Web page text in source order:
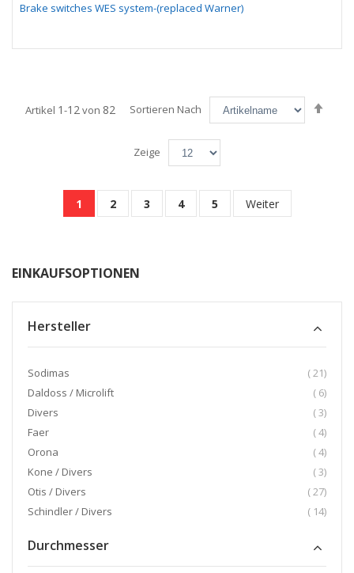
Brake switches WES system-(replaced Warner)
Artikel 1-12von 82 Sortieren Nach
Zeige
Sie lesen gerade die Seite
1
Seite
2
Seite
3
Seite
4
Seite
5
Seite
Weiter
EINKAUFSOPTIONEN
Hersteller
Sodimas 21Artikel
Daldoss / Microlift
6Artikel
Divers
3Artikel
Faer
4Artikel
Orona
4Artikel
Kone / Divers
3Artikel
Otis / Divers
27Artikel
Schindler / Divers
14Artikel
Durchmesser